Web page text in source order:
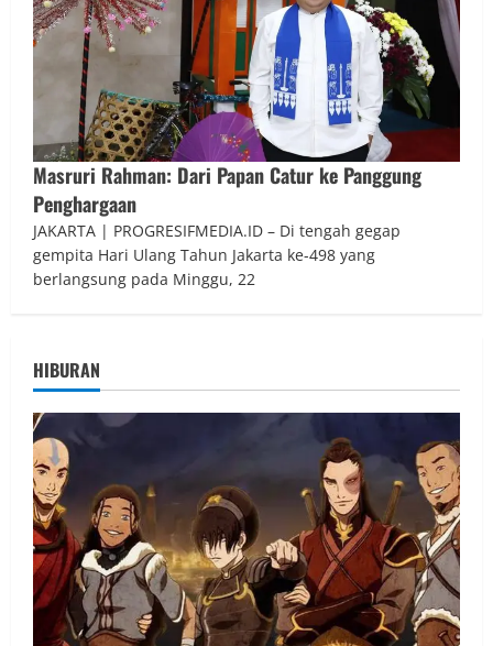
Masruri Rahman: Dari Papan Catur ke Panggung
Penghargaan
JAKARTA | PROGRESIFMEDIA.ID – Di tengah gegap
gempita Hari Ulang Tahun Jakarta ke-498 yang
berlangsung pada Minggu, 22
HIBURAN